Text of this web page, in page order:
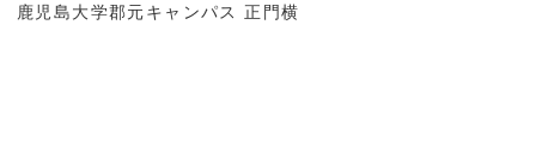
鹿児島大学郡元キャンパス 正門横